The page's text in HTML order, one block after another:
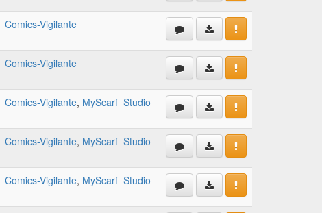
Comics-Vigilante
Comics-Vigilante
Comics-Vigilante, MyScarf_Studio
Comics-Vigilante, MyScarf_Studio
Comics-Vigilante, MyScarf_Studio